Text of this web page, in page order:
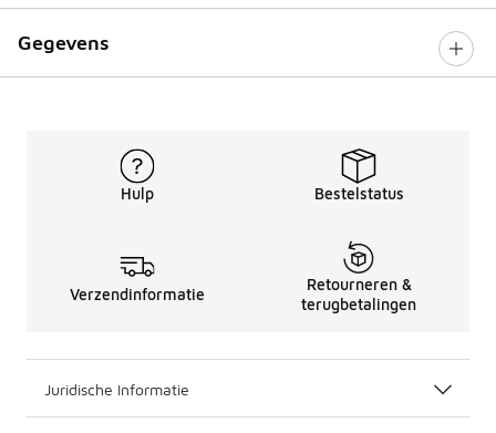
Gegevens
Hulp Bestelstatus
Verzendinformatie
Retourneren &
terugbetalingen
Juridische Informatie